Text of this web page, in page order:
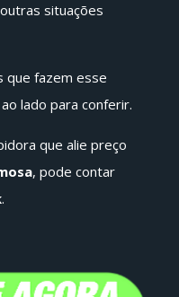
situações
que fazem esse
lado para conferir.
que alie preço
, pode contar
.